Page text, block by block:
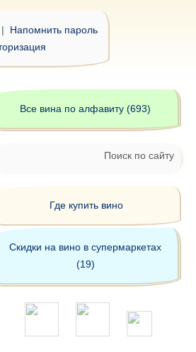
Напомнить пароль
Все вина по алфавиту (693)
Поиск по сайту
Где купить вино
Скидки на вино в супермаркетах
(19)